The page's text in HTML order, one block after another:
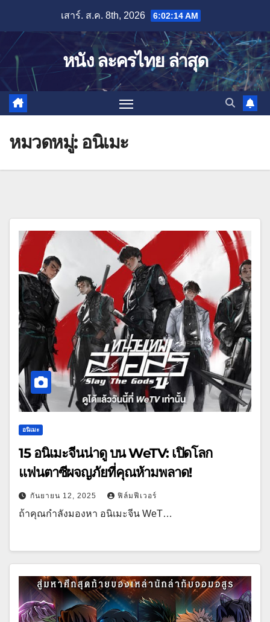
content
เสาร์. ส.ค. 8th, 2026 6:02:15 AM
หนัง ละครไทย ล่าสุด
หมวดหมู่: อนิเมะ
อนิเมะ
15 อนิเมะจีนน่าดู บน WeTV: เปิดโลก
แฟนตาซีผจญภัยที่คุณห้ามพลาด!
กันยายน 12, 2025 ฟิล์มฟีเวอร์
ถ้าคุณกำลังมองหา อนิเมะจีน WeT…